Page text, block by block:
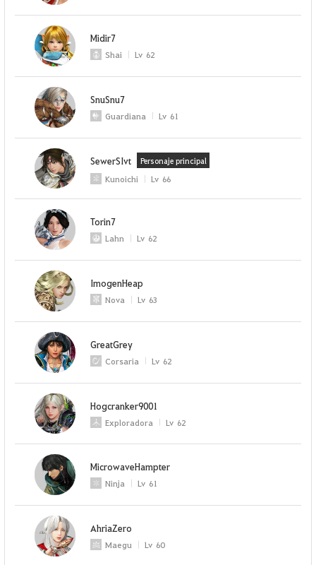
Midir7
Shai Lv 62
SnuSnu7
Guardiana Lv 61
SewerSIvt Personaje principal
Kunoichi Lv 66
Torin7
Lahn Lv 62
ImogenHeap
Nova Lv 63
GreatGrey
Corsaria Lv 62
Hogcranker9001
Exploradora Lv 62
MicrowaveHampter
Ninja Lv 61
AhriaZero
Maegu Lv 60